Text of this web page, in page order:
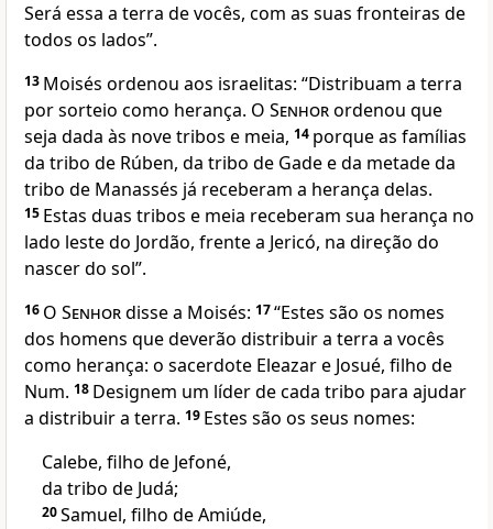
Será essa a terra de vocês, com as suas fronteiras de
todos os lados”.
13 Moisés ordenou aos israelitas: “Distribuam a terra
por sorteio como herança. O Senhorordenou que
seja dada às nove tribos e meia, 14 porque as famílias
da tribo de Rúben, da tribo de Gade e da metade da
tribo de Manassés já receberam a herança delas.
15 Estas duas tribos e meia receberam sua herança no
lado leste do Jordão, frente a Jericó, na direção do
nascer do sol”.
16 O Senhordisse a Moisés: 17“Estes são os nomes
dos homens que deverão distribuir a terra a vocês
como herança: o sacerdote Eleazar e Josué, filho de
Num. 18 Designem um líder de cada tribo para ajudar
a distribuir a terra. 19 Estes são os seus nomes:
Calebe, filho de Jefoné,
da tribo de Judá;
20Samuel, filho de Amiúde,